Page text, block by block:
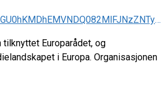
id=grBJPtViSUilsIbtUZKH0rXsEQ1ulvtEk8V4hren_gRUN0RUSjJGU0hKMDhEMVNDQ082MlFJNzZNTy4u&route=shorturl
tilknyttet Europarådet, og
i Europa. Organisasjonen